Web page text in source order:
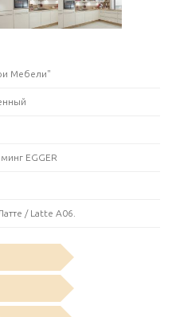
Мебели"
EGGER
/ Latte А06.